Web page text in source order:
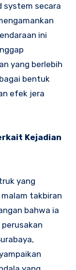
system secara
ini
yang berlebih
bentuk
efek jera
Kejadian
yang
takbiran
bahwa ia